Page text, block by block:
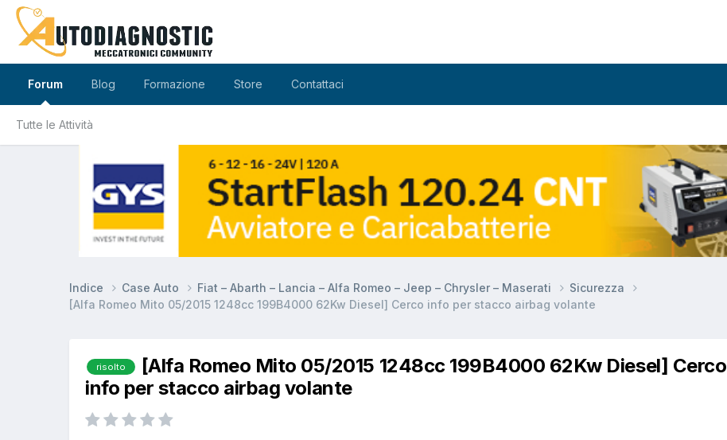
Forum
Tutte le Attività
Blog Formazione Store Contattaci
Indice Case Auto Fiat – Abarth – Lancia – Alfa Romeo – Jeep – Chrysler – Maserati
Sicurezza
[Alfa Romeo Mito 05/2015 1248cc 199B4000 62Kw Diesel] Cerco info per stacco airbag volante
risolto
[Alfa Romeo Mito 05/2015 1248cc 199B4000 62Kw Diesel] Cerco
info per stacco airbag volante